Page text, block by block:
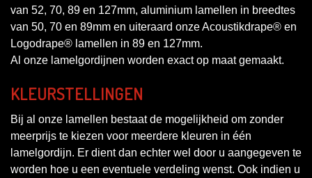
van 52, 70, 89 en 127mm, aluminium lamellen in breedtes
van 50, 70 en 89mm en uiteraard onze Acoustikdrape® en
Logodrape® lamellen in 89 en 127mm.
Al onze lamelgordijnen worden exact op maat gemaakt.
KLEURSTELLINGEN
Bij al onze lamellen bestaat de mogelijkheid om zonder
meerprijs te kiezen voor meerdere kleuren in één
lamelgordijn. Er dient dan echter wel door u aangegeven te
worden hoe u een eventuele verdeling wenst. Ook indien u